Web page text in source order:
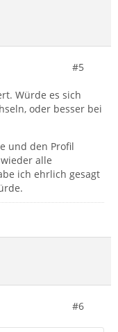
#5
Würde es sich
oder besser bei
und den Profil
alle
ich ehrlich gesagt
#6